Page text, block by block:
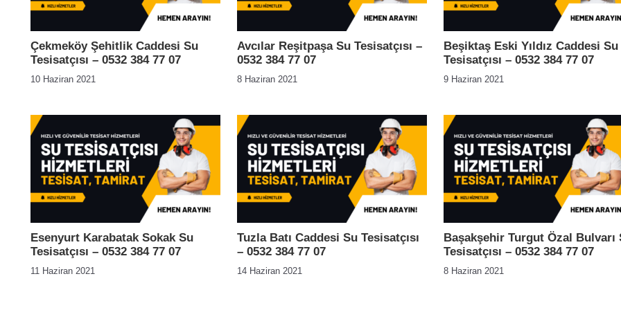
Çekmeköy Şehitlik Caddesi Su
Tesisatçısı – 0532 384 77 07
10 Haziran 2021
Avcılar Reşitpaşa Su Tesisatçısı –
0532 384 77 07
8 Haziran 2021
Beşiktaş Eski Yıldız Caddesi Su
Tesisatçısı – 0532 384 77 07
9 Haziran 2021
Esenyurt Karabatak Sokak Su
Tesisatçısı – 0532 384 77 07
11 Haziran 2021
Tuzla Batı Caddesi Su Tesisatçısı
– 0532 384 77 07
14 Haziran 2021
Başakşehir Turgut Özal Bulvarı
Tesisatçısı – 0532 384 77 07
8 Haziran 2021